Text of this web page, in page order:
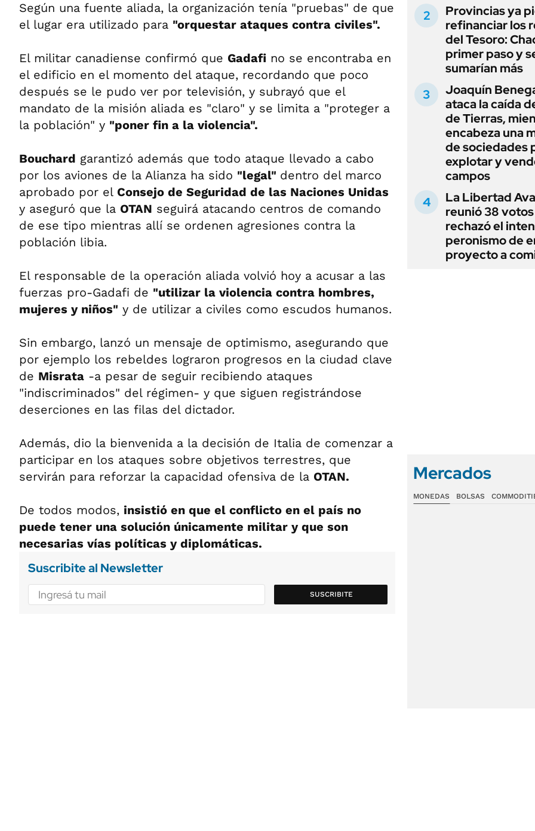
Según una fuente aliada, la organización tenía "pruebas" de que
el lugar era utilizado para "orquestar ataques contra civiles".
El militar canadiense confirmó que Gadafi no se encontraba en
el edificio en el momento del ataque, recordando que poco
después se le pudo ver por televisión, y subrayó que el
mandato de la misión aliada es "claro" y se limita a "proteger a
la población" y "poner fin a la violencia".
Bouchard garantizó además que todo ataque llevado a cabo
por los aviones de la Alianza ha sido "legal" dentro del marco
aprobado por el Consejo de Seguridad de las Naciones Unidas
y aseguró que la OTAN seguirá atacando centros de comando
de ese tipo mientras allí se ordenen agresiones contra la
población libia.
El responsable de la operación aliada volvió hoy a acusar a las
fuerzas pro-Gadafi de "utilizar la violencia contra hombres,
mujeres y niños" y de utilizar a civiles como escudos humanos.
Sin embargo, lanzó un mensaje de optimismo, asegurando que
por ejemplo los rebeldes lograron progresos en la ciudad clave
de Misrata -a pesar de seguir recibiendo ataques
"indiscriminados" del régimen- y que siguen registrándose
deserciones en las filas del dictador.
Además, dio la bienvenida a la decisión de Italia de comenzar a
participar en los ataques sobre objetivos terrestres, que
servirán para reforzar la capacidad ofensiva de la OTAN.
De todos modos, insistió en que el conflicto en el país no
puede tener una solución únicamente militar y que son
necesarias vías políticas y diplomáticas.
Suscribite al Newsletter
SUSCRIBITE
Provincias ya
refinanciar los
del Tesoro:
primer paso y
sumarían más
Joaquín
ataca la caída
de Tierras,
encabeza una
de sociedades
explotar y
campos
La Libertad
reunió 38
rechazó el
peronismo de
proyecto a
Mercados
MONEDAS BOLSAS